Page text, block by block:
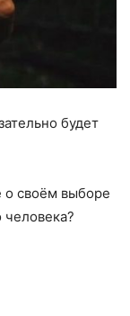
будет
о своём выборе